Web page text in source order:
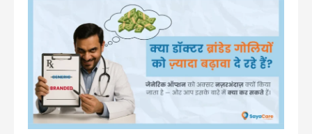
खेल